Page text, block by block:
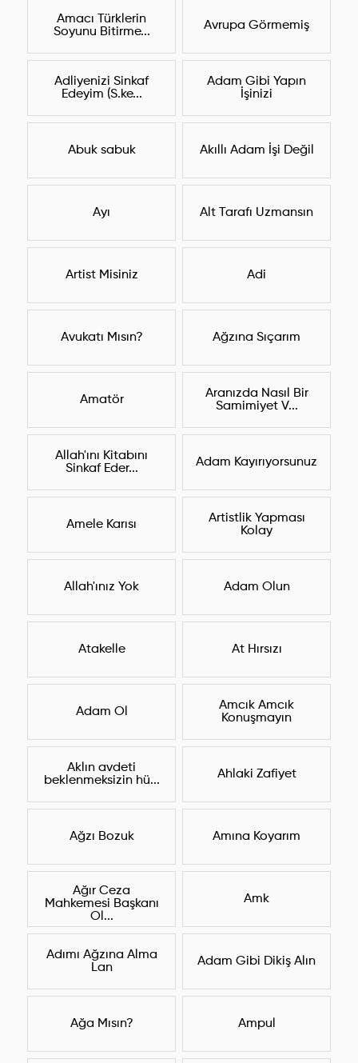
Amacı Türklerin
Soyunu Bitirme...
Avrupa Görmemiş
Adliyenizi Sinkaf
Edeyim (S.ke...
Adam Gibi Yapın
İşinizi
Abuk sabuk Akıllı Adam İşi Değil
Ayı Alt Tarafı Uzmansın
Artist Misiniz Adi
Avukatı Mısın? Ağzına Sıçarım
Amatör
Aranızda Nasıl Bir
Samimiyet V...
Allah'ını Kitabını
Sinkaf Eder...
Adam Kayırıyorsunuz
Amele Karısı
Artistlik Yapması
Kolay
Allah'ınız Yok Adam Olun
Atakelle At Hırsızı
Adam Ol
Amcık Amcık
Konuşmayın
Aklın avdeti
beklenmeksizin hü...
Ahlaki Zafiyet
Ağzı Bozuk Amına Koyarım
Ağır Ceza
Mahkemesi Başkanı
Ol...
Amk
Adımı Ağzına Alma
Lan
Adam Gibi Dikiş Alın
Ağa Mısın? Ampul